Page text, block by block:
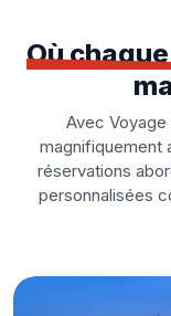
Où
Avec
magnifiquement
réservations
personnalisées